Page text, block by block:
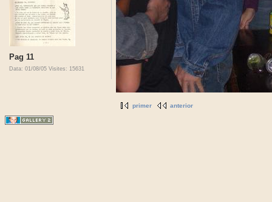
Pag 11
Data: 01/08/05 Visites: 15631
primer anterior